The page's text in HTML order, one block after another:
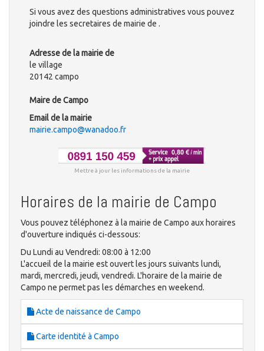
Si vous avez des questions administratives vous pouvez
joindre les secretaires de mairie de .
Adresse de la mairie de
le village
20142 campo
Maire de Campo
Email de la mairie
mairie.campo@wanadoo.fr
Mettre à jour les informations de la mairie
Horaires de la mairie de Campo
Vous pouvez téléphonez à la mairie de Campo aux horaires
d'ouverture indiqués ci-dessous:
Du Lundi au Vendredi: 08:00 à 12:00
L'accueil de la mairie est ouvert les jours suivants lundi,
mardi, mercredi, jeudi, vendredi. L'horaire de la mairie de
Campo ne permet pas les démarches en weekend.
Acte de naissance de Campo
Carte identité à Campo